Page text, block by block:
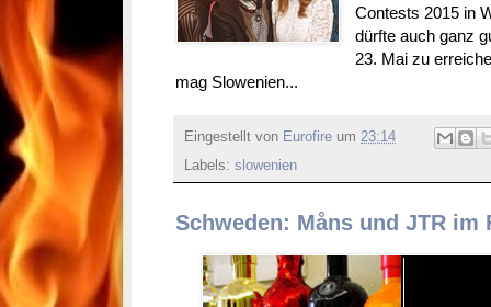
Contests 2015 in
dürfte auch ganz
23. Mai zu
mag Slowenien...
Eingestellt von Eurofire um 23:14
Labels: slowenien
Schweden: Måns und JTR im